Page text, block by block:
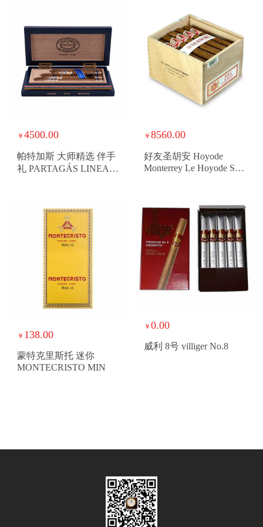
￥ 4500.00
帕特加斯 大师精选 伴手
礼 PARTAGÁS LINEA
￥ 8560.00
好友圣胡安 Hoyode
Monterrey Le Hoyode San
￥ 138.00
蒙特克里斯托 迷你
MONTECRISTO MIN
￥ 0.00
威利 8号 villiger No.8